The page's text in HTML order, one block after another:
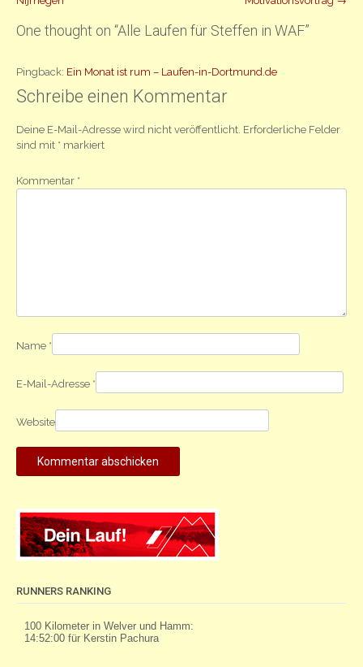
Navigation
One thought on “Alle Laufen für Steffen in WAF”
Pingback: Ein Monat ist rum – Laufen-in-Dortmund.de
Schreibe einen Kommentar
Deine E-Mail-Adresse wird nicht veröffentlicht. Erforderliche Felder
sind mit * markiert
Kommentar *
Name *
E-Mail-Adresse *
Website
RUNNERS RANKING